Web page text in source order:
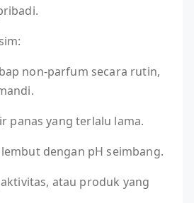
non-parfum secara rutin,
panas yang terlalu lama.
dengan pH seimbang.
atau produk yang